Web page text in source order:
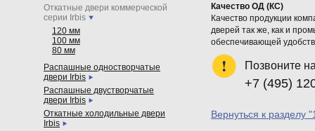
Качество ОД (КС)
Качество продукции
дверей так же, как и
обеспечивающей
Позвоните
+7 (495)
Вернуться к разделу
Откатные двери коммерческой
серии Irbis
120 мм
100 мм
80 мм
Распашные одностворчатые
двери Irbis
Распашные двустворчатые
двери Irbis
Откатные холодильные двери
Irbis